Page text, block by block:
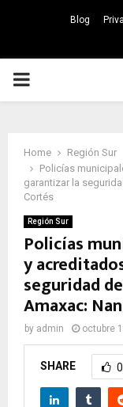
Blog
PRIMARY
Home
Región Sur
Policías
garantizar la
Cortés
Región Sur
Policías
y
seguridad
Amaxac:
by admin octubre
SHARE 0